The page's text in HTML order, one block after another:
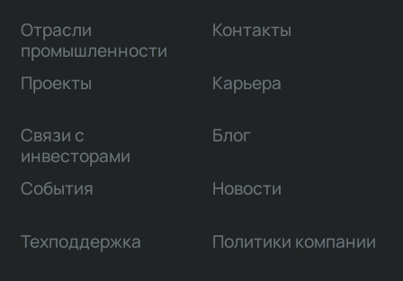
Отрасли
промышленности
Проекты
Связи с
инвесторами
Контакты
Карьера
Блог
События Новости
Техподдержка Политики компании